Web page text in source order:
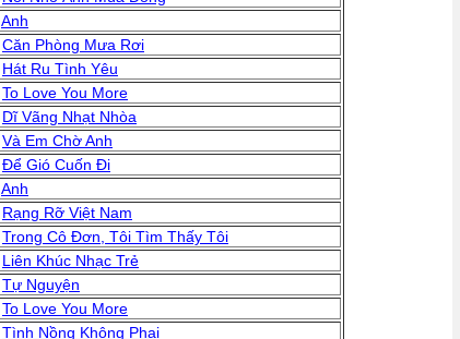
Anh
Căn Phòng Mưa Rơi
Hát Ru Tình Yêu
To Love You More
Dĩ Vãng Nhạt Nhòa
Và Em Chờ Anh
Để Gió Cuốn Đi
Anh
Rạng Rỡ Việt Nam
Trong Cô Đơn, Tôi Tìm Thấy Tôi
Liên Khúc Nhạc Trẻ
Tự Nguyện
To Love You More
Tình Nồng Không Phai